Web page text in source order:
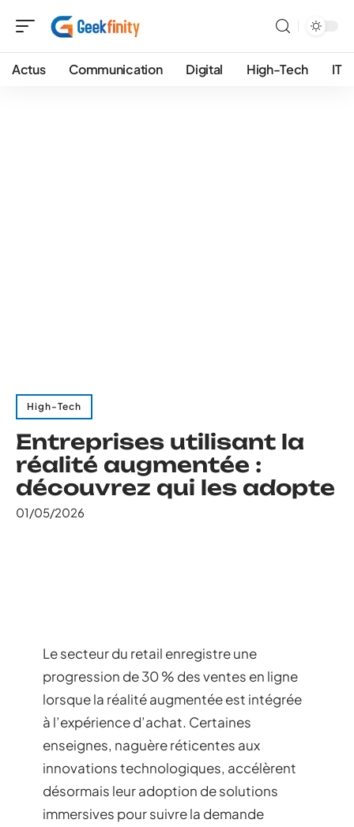
Actus Communication Digital High-Tech IT
High-Tech
Entreprises utilisant la
réalité augmentée :
découvrez qui les adopte
01/05/2026
Le secteur du retail enregistre une
progression de 30 % des ventes en ligne
lorsque la réalité augmentée est intégrée
à l’expérience d’achat. Certaines
enseignes, naguère réticentes aux
innovations technologiques, accélèrent
désormais leur adoption de solutions
immersives pour suivre la demande